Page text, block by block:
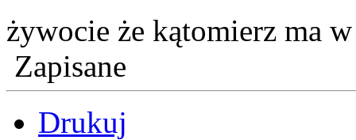
żywocie że kątomierz ma
Zapisane
Drukuj